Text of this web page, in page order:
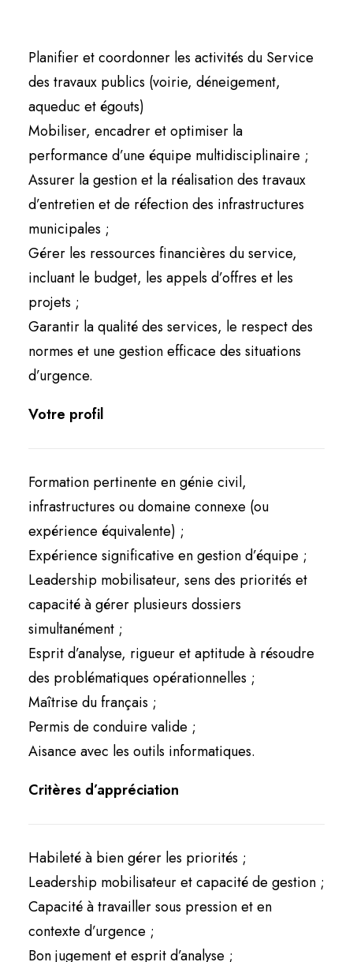
Planifier et coordonner les activités du Service
des travaux publics (voirie, déneigement,
aqueduc et égouts)
Mobiliser, encadrer et optimiser la
performance d’une équipe multidisciplinaire ;
Assurer la gestion et la réalisation des travaux
d’entretien et de réfection des infrastructures
municipales ;
Gérer les ressources financières du service,
incluant le budget, les appels d’offres et les
projets ;
Garantir la qualité des services, le respect des
normes et une gestion efficace des situations
d’urgence.
Votre profil
Formation pertinente en génie civil,
infrastructures ou domaine connexe (ou
expérience équivalente) ;
Expérience significative en gestion d’équipe ;
Leadership mobilisateur, sens des priorités et
capacité à gérer plusieurs dossiers
simultanément ;
Esprit d’analyse, rigueur et aptitude à résoudre
des problématiques opérationnelles ;
Maîtrise du français ;
Permis de conduire valide ;
Aisance avec les outils informatiques.
Critères d’appréciation
Habileté à bien gérer les priorités ;
Leadership mobilisateur et capacité de gestion ;
Capacité à travailler sous pression et en
contexte d’urgence ;
Bon jugement et esprit d’analyse ;